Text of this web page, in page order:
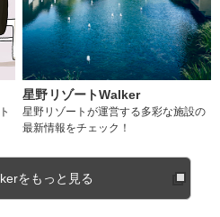
星野リゾートWalker
星野リゾートが運営する多彩な施設の
最新情報をチェック！
をもっと見る